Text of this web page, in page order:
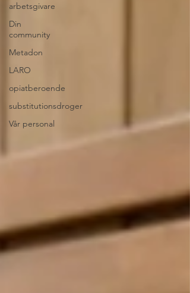
arbetsgivare
Din
community
Metadon
LARO
opiatberoende
substitutionsdroger
Vår personal